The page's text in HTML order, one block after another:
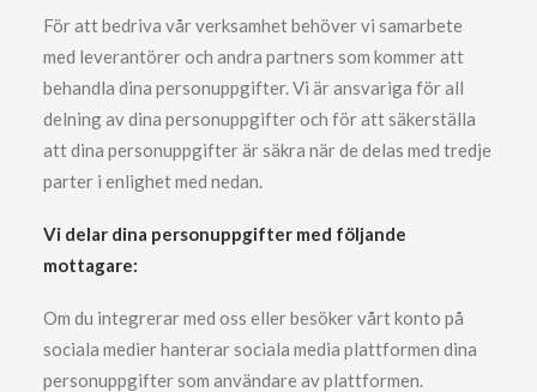
För att bedriva vår verksamhet behöver vi samarbete
med leverantörer och andra partners som kommer att
behandla dina personuppgifter. Vi är ansvariga för all
delning av dina personuppgifter och för att säkerställa
att dina personuppgifter är säkra när de delas med tredje
parter i enlighet med nedan.
Vi delar dina personuppgifter med följande
mottagare:
Om du integrerar med oss eller besöker vårt konto på
sociala medier hanterar sociala media plattformen dina
personuppgifter som användare av plattformen.